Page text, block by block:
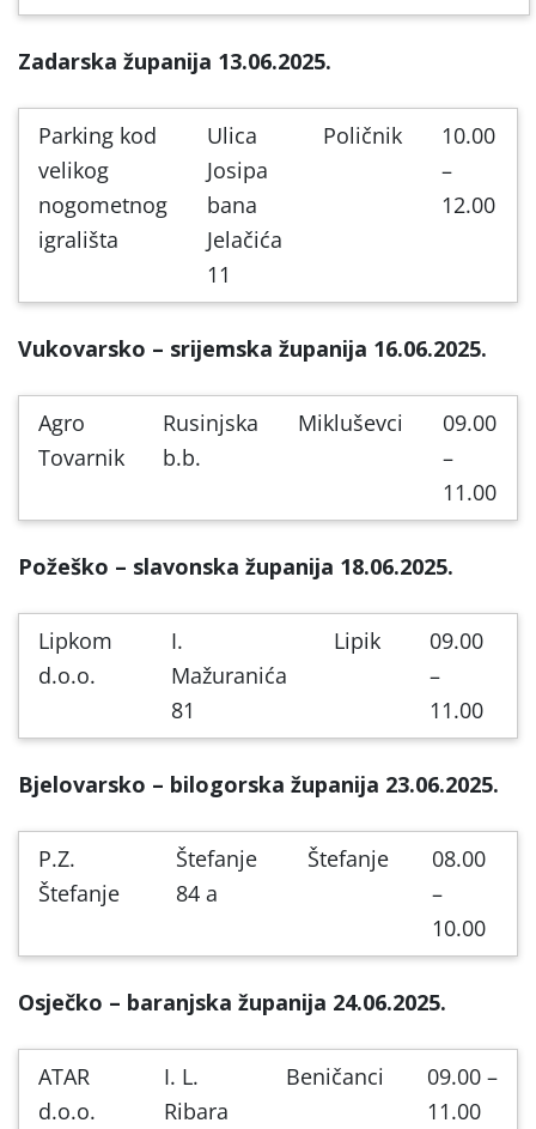
Zadarska županija 13.06.2025.
Parking kod
velikog
nogometnog
igrališta
Ulica
Josipa
bana
Jelačića
11
Poličnik
10.00
–
12.00
Vukovarsko – srijemska županija 16.06.2025.
Agro
Tovarnik
Rusinjska
b.b.
Mikluševci
09.00
–
11.00
Požeško – slavonska županija 18.06.2025.
Lipkom
d.o.o.
I.
Mažuranića
81
Lipik
09.00
–
11.00
Bjelovarsko – bilogorska županija 23.06.2025.
P.Z.
Štefanje
Štefanje
84 a
Štefanje
08.00
–
10.00
Osječko – baranjska županija 24.06.2025.
ATAR
d.o.o.
I. L.
Ribara
Beničanci
09.00 –
11.00